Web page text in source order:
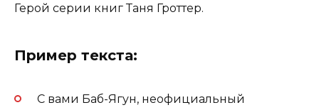
Герой серии книг Таня Гроттер.
Пример текста:
С вами Баб-Ягун, неофициальный